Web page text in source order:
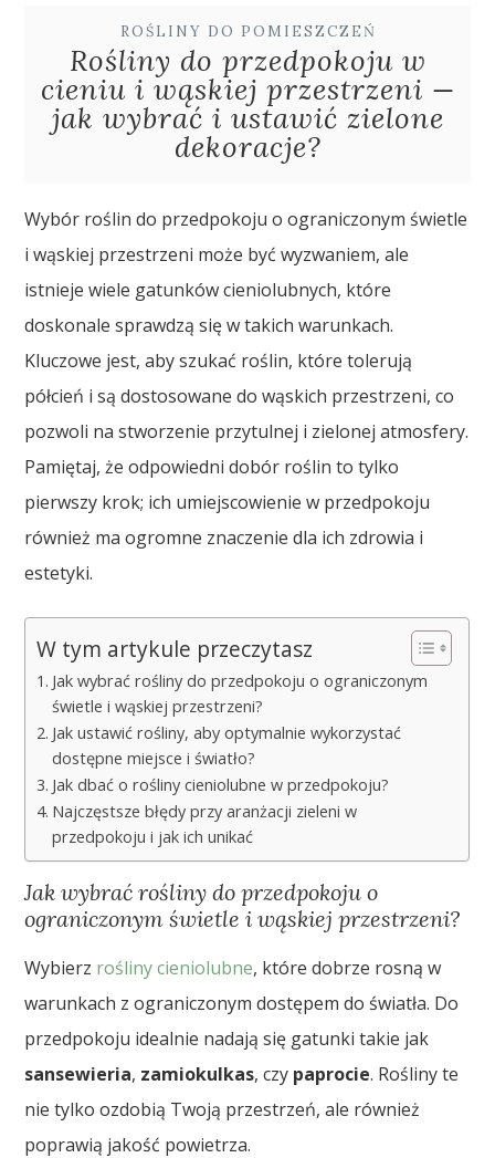
ROŚLINY DO POMIESZCZEŃ
Rośliny do przedpokoju w
cieniu i wąskiej przestrzeni —
jak wybrać i ustawić zielone
dekoracje?
Wybór roślin do przedpokoju o ograniczonym świetle
i wąskiej przestrzeni może być wyzwaniem, ale
istnieje wiele gatunków cieniolubnych, które
doskonale sprawdzą się w takich warunkach.
Kluczowe jest, aby szukać roślin, które tolerują
półcień i są dostosowane do wąskich przestrzeni, co
pozwoli na stworzenie przytulnej i zielonej atmosfery.
Pamiętaj, że odpowiedni dobór roślin to tylko
pierwszy krok; ich umiejscowienie w przedpokoju
również ma ogromne znaczenie dla ich zdrowia i
estetyki.
W tym artykule przeczytasz
Jak wybrać rośliny do przedpokoju o ograniczonym
świetle i wąskiej przestrzeni?
Jak ustawić rośliny, aby optymalnie wykorzystać
dostępne miejsce i światło?
Jak dbać o rośliny cieniolubne w przedpokoju?
Najczęstsze błędy przy aranżacji zieleni w
przedpokoju i jak ich unikać
Jak wybrać rośliny do przedpokoju o
ograniczonym świetle i wąskiej przestrzeni?
Wybierz rośliny cieniolubne, które dobrze rosną w
warunkach z ograniczonym dostępem do światła. Do
przedpokoju idealnie nadają się gatunki takie jak
sansewieria, zamiokulkas, czy paprocie. Rośliny te
nie tylko ozdobią Twoją przestrzeń, ale również
poprawią jakość powietrza.